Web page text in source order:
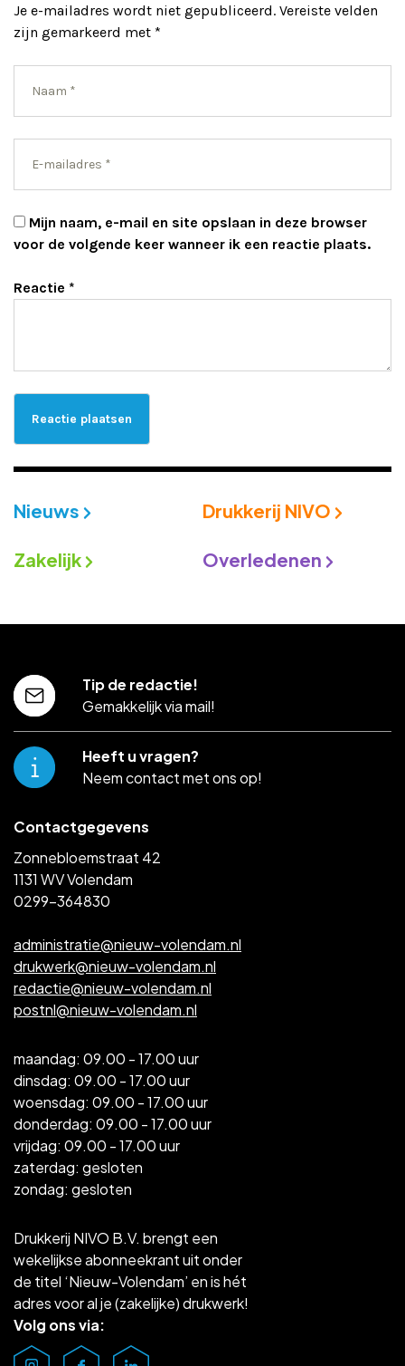
Je e-mailadres wordt niet gepubliceerd. Vereiste velden
zijn gemarkeerd met *
Mijn naam, e-mail en site opslaan in deze browser
voor de volgende keer wanneer ik een reactie plaats.
Reactie *
Nieuws Drukkerij NIVO
Zakelijk Overledenen
Drukkerij NIVO B.V. brengt een
wekelijkse abonneekrant uit onder
de titel ‘Nieuw-Volendam’ en is hét
adres voor al je (zakelijke) drukwerk!
Volg ons via:
Contactgegevens
Zonnebloemstraat 42
1131 WV Volendam
0299-364830
administratie@nieuw-volendam.nl
drukwerk@nieuw-volendam.nl
redactie@nieuw-volendam.nl
postnl@nieuw-volendam.nl
maandag: 09.00 - 17.00 uur
dinsdag: 09.00 - 17.00 uur
woensdag: 09.00 - 17.00 uur
donderdag: 09.00 - 17.00 uur
vrijdag: 09.00 - 17.00 uur
zaterdag: gesloten
zondag: gesloten
Tip de redactie!
Gemakkelijk via mail!
Heeft u vragen?
Neem contact met ons op!